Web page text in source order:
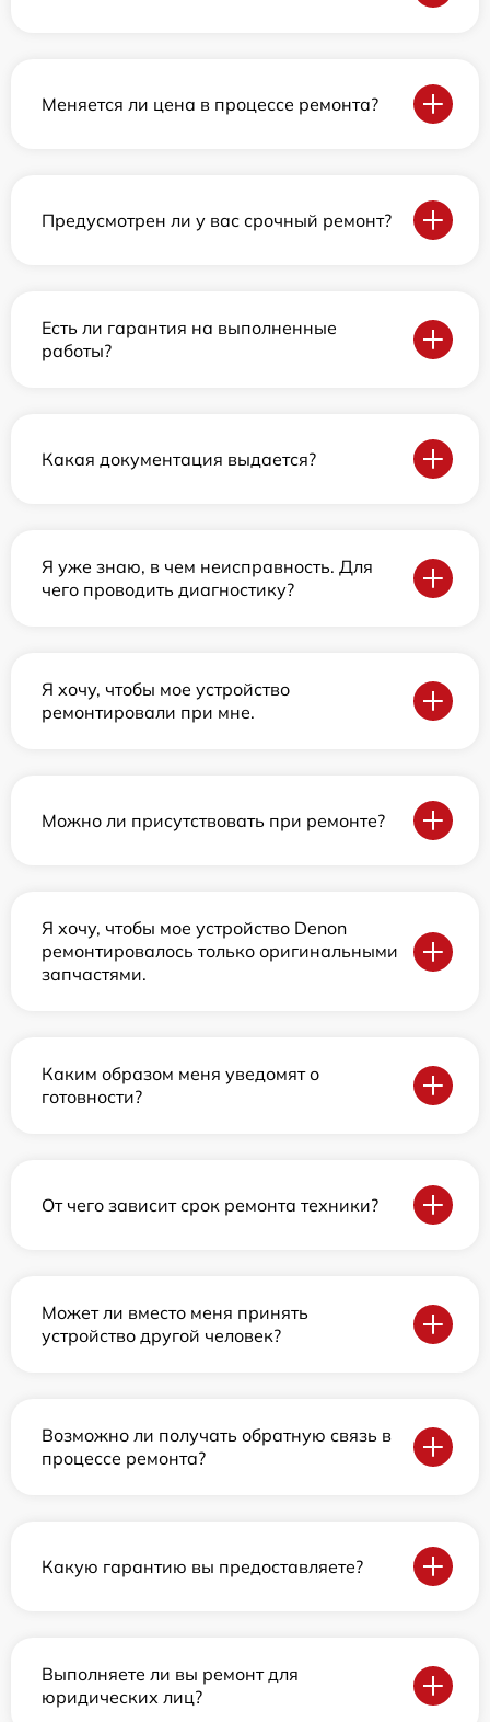
Меняется ли цена в процессе ремонта?
Предусмотрен ли у вас срочный ремонт?
Есть ли гарантия на выполненные
работы?
Какая документация выдается?
Я уже знаю, в чем неисправность. Для
чего проводить диагностику?
Я хочу, чтобы мое устройство
ремонтировали при мне.
Можно ли присутствовать при ремонте?
Я хочу, чтобы мое устройство Denon
ремонтировалось только оригинальными
запчастями.
Каким образом меня уведомят о
готовности?
От чего зависит срок ремонта техники?
Может ли вместо меня принять
устройство другой человек?
Возможно ли получать обратную связь в
процессе ремонта?
Какую гарантию вы предоставляете?
Выполняете ли вы ремонт для
юридических лиц?